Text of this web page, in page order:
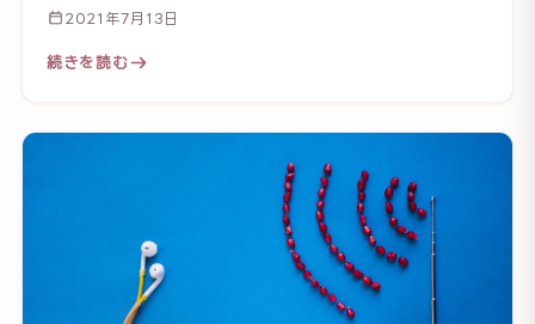
2021年7月13日
続きを読む